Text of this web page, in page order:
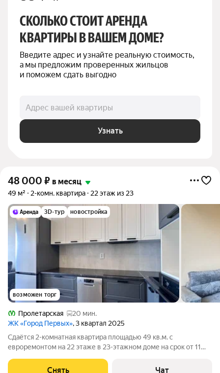
СКОЛЬКО СТОИТ АРЕНДА
КВАРТИРЫ В ВАШЕМ ДОМЕ?
Введите адрес и узнайте реальную стоимость,
а мы предложим проверенных жильцов
и поможем сдать выгодно
Адрес вашей квартиры
Узнать
48 000 ₽ в месяц
49 м² 2-комн. квартира 22 этаж из 23
3D-тур новостройка
возможен торг
Пролетарская
20 мин.
ЖК «Город Первых», 3 квартал 2025
Сдаётся 2-комнатная квартира площадью 49 кв.м. с
евроремонтом на 22 этаже в 23-этажном доме на срок от 11
Холодильник Посудомоечная машина Кондиционер Дом -Снять Чат